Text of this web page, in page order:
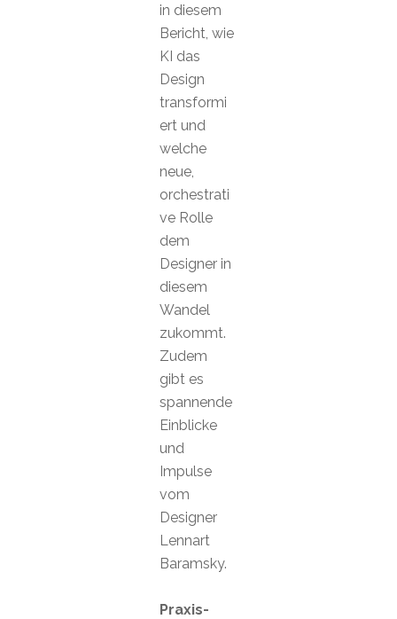
in diesem
Bericht, wie
KI das
Design
transformi
ert und
welche
neue,
orchestrati
ve Rolle
dem
Designer in
diesem
Wandel
zukommt.
Zudem
gibt es
spannende
Einblicke
und
Impulse
vom
Designer
Lennart
Baramsky.
Praxis-